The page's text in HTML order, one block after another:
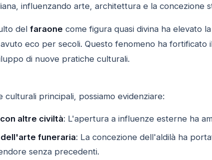
influenzando arte, architettura e la concezione
del faraone come figura quasi divina ha elevato la
eco per secoli. Questo fenomeno ha
di nuove pratiche culturali.
culturali principali, possiamo evidenziare:
altre civiltà: L'apertura a influenze esterne ha
dell'arte funeraria: La concezione dell'aldilà ha
senza precedenti.